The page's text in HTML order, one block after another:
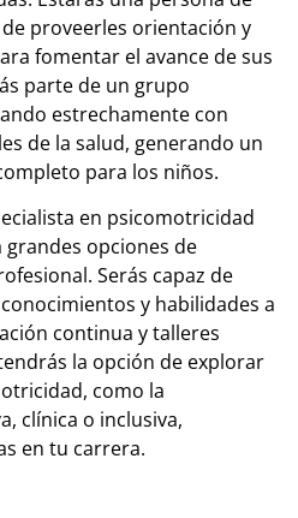
proveerles orientación y
fomentar el avance de sus
parte de un grupo
estrechamente con
de la salud, generando un
para los niños.
en psicomotricidad
opciones de
Serás capaz de
y habilidades a
continua y talleres
la opción de explorar
como la
clínica o inclusiva,
en tu carrera.